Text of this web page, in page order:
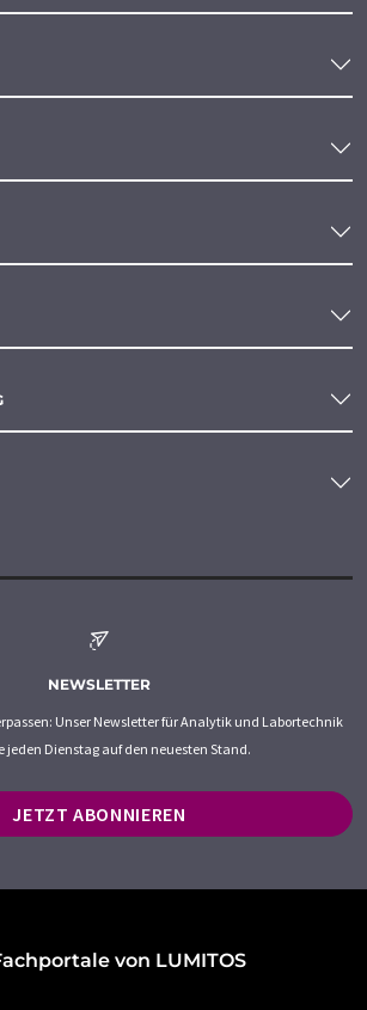
NEWSLETTER
Unser Newsletter für Analytik und Labortechnik
jeden Dienstag auf den neuesten Stand.
JETZT ABONNIEREN
von LUMITOS